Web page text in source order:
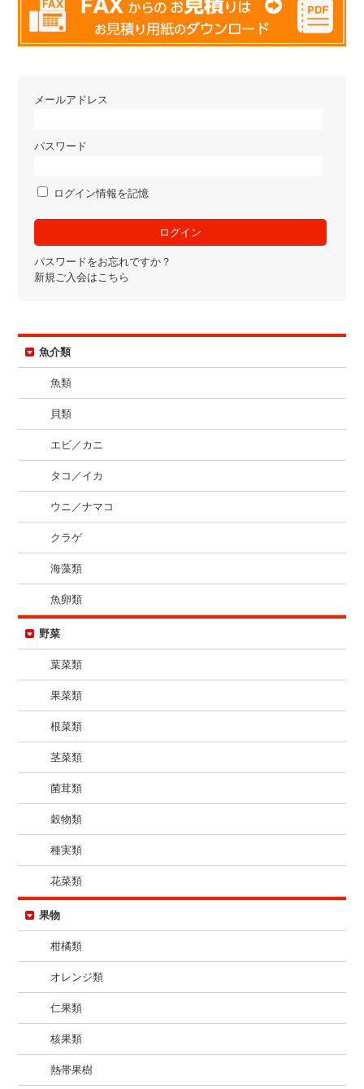
メールアドレス
パスワード
ログイン情報を記憶
パスワードをお忘れですか？
新規ご入会はこちら
魚介類
魚類
貝類
エビ／カニ
タコ／イカ
ウニ／ナマコ
クラゲ
海藻類
魚卵類
野菜
葉菜類
果菜類
根菜類
茎菜類
菌茸類
穀物類
種実類
花菜類
果物
柑橘類
オレンジ類
仁果類
核果類
熱帯果樹